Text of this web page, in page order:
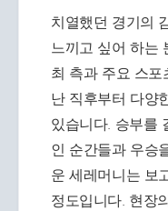
치열했던 경기의
느끼고 싶어 하는
최 측과 주요 스
난 직후부터 다양
있습니다. 승부를
인 순간들과 우승
운 세레머니는 보
정도입니다. 현장